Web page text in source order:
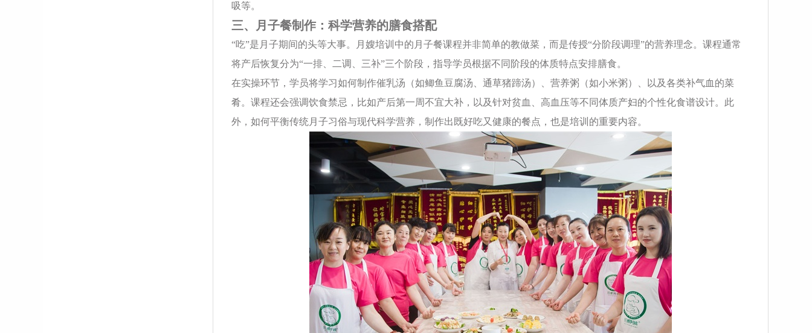
吸等。
三、月子餐制作：科学营养的膳食搭配
“吃”是月子期间的头等大事。月嫂培训中的月子餐课程并非简单的教做菜，而是传授“分阶段调理”的营养理念。课程通常
将产后恢复分为“一排、二调、三补”三个阶段，指导学员根据不同阶段的体质特点安排膳食。
在实操环节，学员将学习如何制作催乳汤（如鲫鱼豆腐汤、通草猪蹄汤）、营养粥（如小米粥）、以及各类补气血的菜
肴。课程还会强调饮食禁忌，比如产后第一周不宜大补，以及针对贫血、高血压等不同体质产妇的个性化食谱设计。此
外，如何平衡传统月子习俗与现代科学营养，制作出既好吃又健康的餐点，也是培训的重要内容。